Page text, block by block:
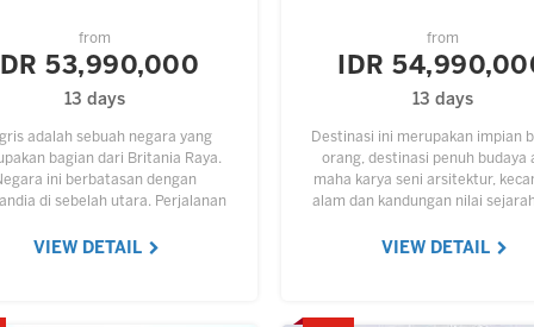
from
IDR 53,990,000
13 days
adalah sebuah negara yang
bagian dari Britania Raya.
ini berbatasan dengan
di sebelah utara. Perjalanan
seni arsitektur, kecantikan alam…
VIEW DETAIL
from
IDR
13 days
Destinasi ini merupakan impian
orang, destinasi penuh budaya
maha karya seni arsitektur,
alam dan kandungan nilai
dijadikan objek wisata.…
VIEW DETAIL